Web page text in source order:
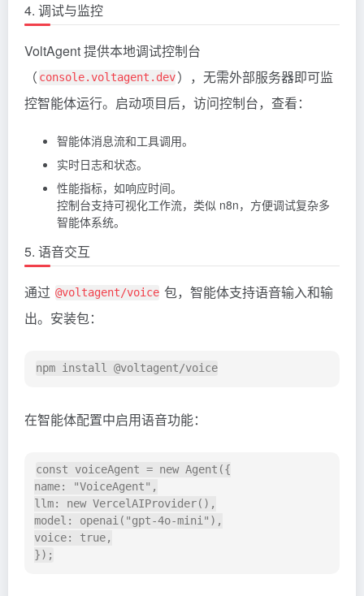
4. 调试与监控
VoltAgent 提供本地调试控制台
（ console.voltagent.dev），无需外部服务器即可监
控智能体运行。启动项目后，访问控制台，查看：
智能体消息流和工具调用。
实时日志和状态。
性能指标，如响应时间。
控制台支持可视化工作流，类似 n8n，方便调试复杂多
智能体系统。
5. 语音交互
通过 @voltagent/voice 包，智能体支持语音输入和输
出。安装包：
在智能体配置中启用语音功能：
const voiceAgent = new Agent({
name: "VoiceAgent",
llm: new VercelAIProvider(),
model: openai("gpt-4o-mini"),
voice: true,